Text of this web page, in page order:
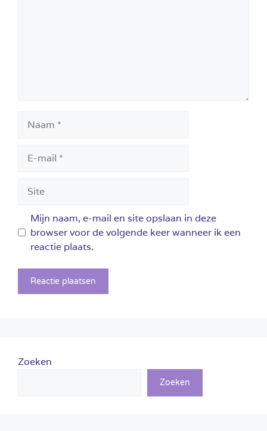
mail
Mijn naam, e-mail en site opslaan in deze
browser voor de volgende keer wanneer ik een
reactie plaats.
Zoeken
Zoeken